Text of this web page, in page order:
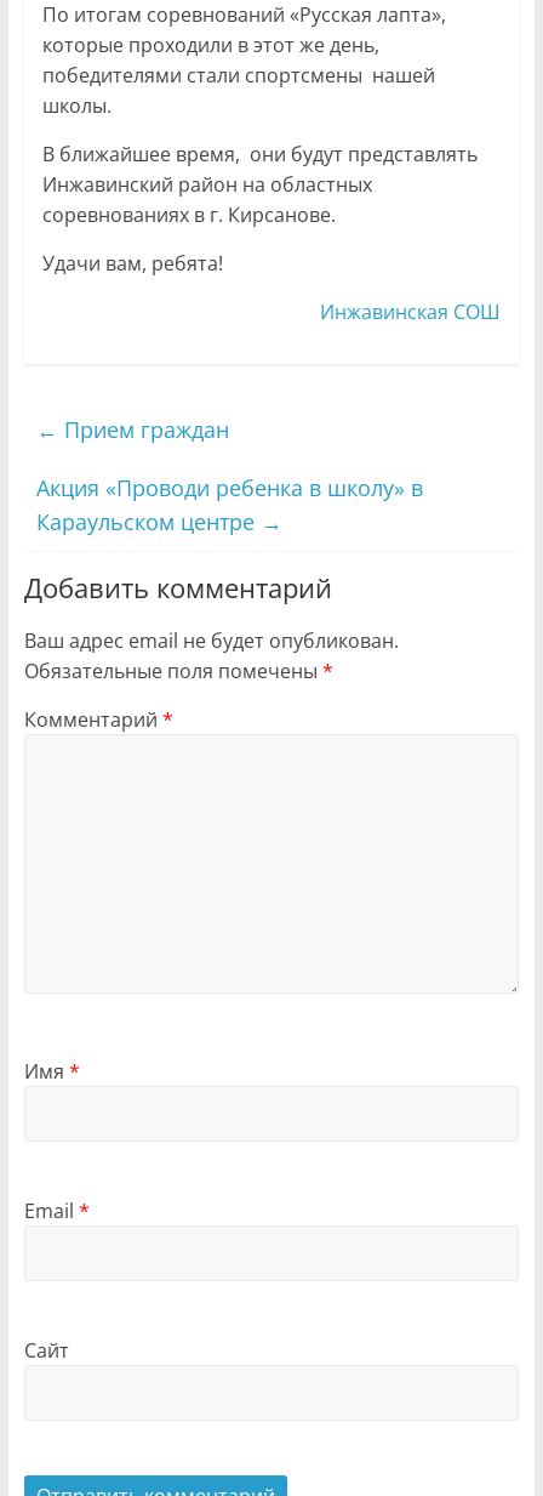
По итогам соревнований «Русская лапта»,
которые проходили в этот же день,
победителями стали спортсмены нашей
школы.
В ближайшее время, они будут представлять
Инжавинский район на областных
соревнованиях в г. Кирсанове.
Удачи вам, ребята!
Инжавинская СОШ
← Прием граждан
Акция «Проводи ребенка в школу» в
Караульском центре →
Добавить комментарий
Ваш адрес email не будет опубликован.
Обязательные поля помечены *
Комментарий *
Имя *
Email *
Сайт